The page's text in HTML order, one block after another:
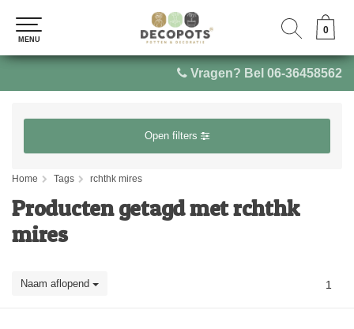
Vragen? Bel 06-36458562
0
MENU
0
MENU
Open filters
Home Tags rchthk mires
Producten getagd met rchthk
mires
Naam aflopend 1